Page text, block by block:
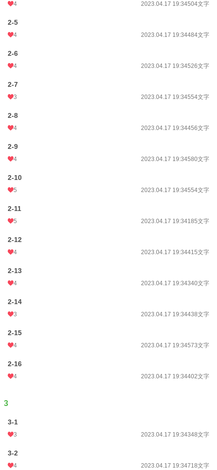
4 2023.04.17 19:34504文字
2-5
4 2023.04.17 19:34484文字
2-6
4 2023.04.17 19:34526文字
2-7
3 2023.04.17 19:34554文字
2-8
4 2023.04.17 19:34456文字
2-9
4 2023.04.17 19:34580文字
2-10
5 2023.04.17 19:34554文字
2-11
5 2023.04.17 19:34185文字
2-12
4 2023.04.17 19:34415文字
2-13
4 2023.04.17 19:34340文字
2-14
3 2023.04.17 19:34438文字
2-15
4 2023.04.17 19:34573文字
2-16
4 2023.04.17 19:34402文字
3
3-1
3 2023.04.17 19:34348文字
3-2
4 2023.04.17 19:34718文字